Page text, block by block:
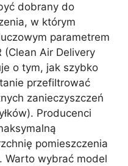
dobrany do
w którym
parametrem
(Clean Air Delivery
o tym, jak szybko
przefiltrować
zanieczyszczeń
Producenci
pomieszczenia
Warto wybrać model